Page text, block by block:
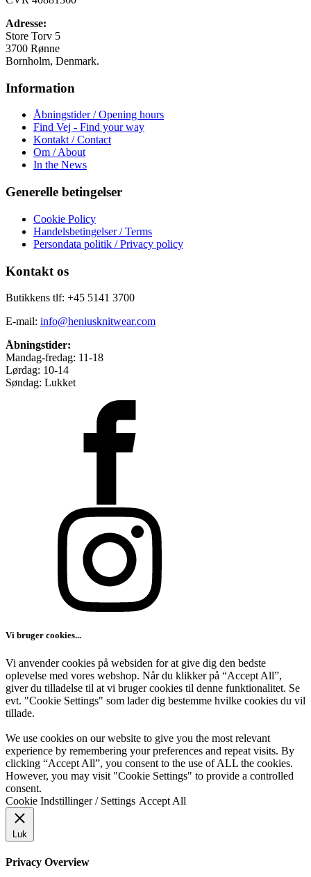
Adresse:
Store Torv 5
3700 Rønne
Bornholm, Denmark.
Information
Åbningstider / Opening hours
Find Vej - Find your way
Kontakt / Contact
Om / About
In the News
Generelle betingelser
Cookie Policy
Handelsbetingelser / Terms
Persondata politik / Privacy policy
Kontakt os
Butikkens tlf: +45 5141 3700
E-mail: info@heniusknitwear.com
Åbningstider:
Mandag-fredag: 11-18
Lørdag: 10-14
Søndag: Lukket
Vi bruger cookies...
Vi anvender cookies på websiden for at give dig den bedste
oplevelse med vores webshop. Når du klikker på “Accept All”,
giver du tilladelse til at vi bruger cookies til denne funktionalitet. Se
evt. "Cookie Settings" som lader dig bestemme hvilke cookies du vil
tillade.
We use cookies on our website to give you the most relevant
experience by remembering your preferences and repeat visits. By
clicking “Accept All”, you consent to the use of ALL the cookies.
However, you may visit "Cookie Settings" to provide a controlled
consent.
Cookie Indstillinger / Settings Accept All
Luk
Privacy Overview